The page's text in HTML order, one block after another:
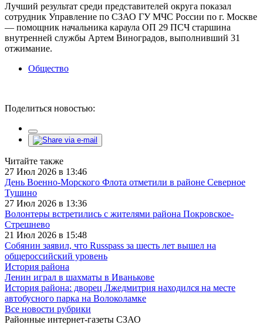
Лучший результат среди представителей округа показал
сотрудник Управление по СЗАО ГУ МЧС России по г. Москве
— помощник начальника караула ОП 29 ПСЧ старшина
внутренней службы Артем Виноградов, выполнивший 31
отжимание.
Общество
Поделиться новостью:
Читайте также
27 Июл 2026 в 13:46
День Военно-Морского Флота отметили в районе Северное
Тушино
27 Июл 2026 в 13:36
Волонтеры встретились с жителями района Покровское-
Стрешнево
21 Июл 2026 в 15:48
Собянин заявил, что Russpass за шесть лет вышел на
общероссийский уровень
История района
Ленин играл в шахматы в Иванькове
История района: дворец Лжедмитрия находился на месте
автобусного парка на Волоколамке
Все новости рубрики
Районные интернет-газеты СЗАО